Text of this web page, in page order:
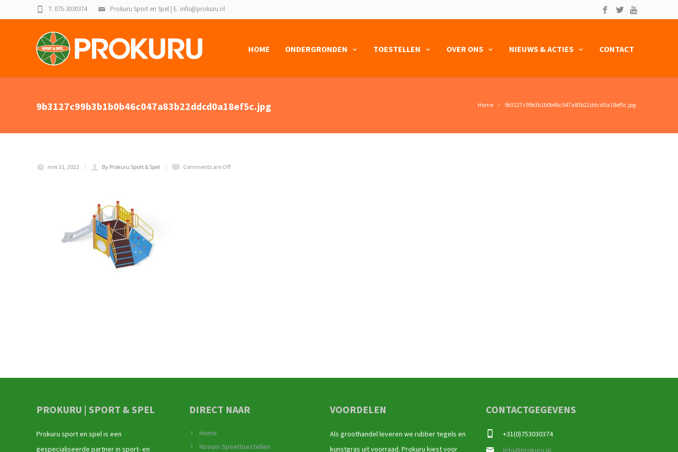
Prokuru Sport en Spel | E. info@prokuru.nl
T. 075-3030374
HOME ONDERGRONDEN TOESTELLEN OVER ONS NIEUWS & ACTIES CONTACT
Home 9b3127c99b3b1b0b46c047a83b22ddcd0a18ef5c.jpg
9b3127c99b3b1b0b46c047a83b22ddcd0a18ef5c.jpg
mei 31, 2022 By Prokuru Sport & Spel Comments are Off
PROKURU | SPORT & SPEL
Prokuru sport en spel is een
gespecialiseerde partner in sport- en
DIRECT NAAR
Home
Novum Speeltoestellen
VOORDELEN
Als groothandel leveren we rubber tegels en
kunstgras uit voorraad. Prokuru kiest voor
CONTACTGEGEVENS
+31(0)753030374
info@prokuru.nl,